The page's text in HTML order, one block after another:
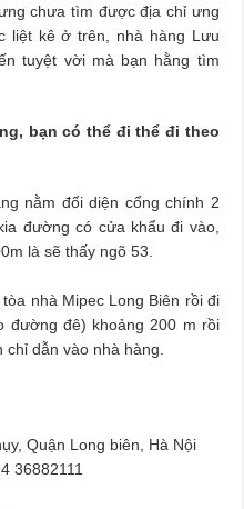
chưa tìm được địa chỉ ưng
liệt kê ở trên, nhà hàng Lưu
tuyệt vời mà bạn hằng tìm
bạn có thể đi thể đi theo
nằm đối diện cổng chính 2
đường có cửa khẩu đi vào,
là sẽ thấy ngõ 53.
nhà Mipec Long Biên rồi đi
đường đê) khoảng 200 m rồi
dẫn vào nhà hàng.
Quận Long biên, Hà Nội
36882111